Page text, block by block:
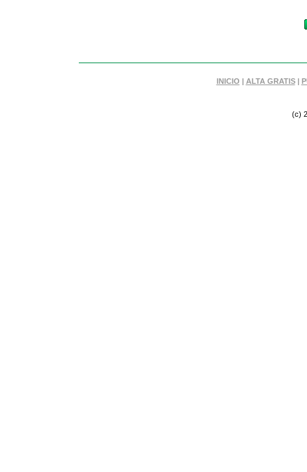
INICIO | ALTA GRATIS|
(c)